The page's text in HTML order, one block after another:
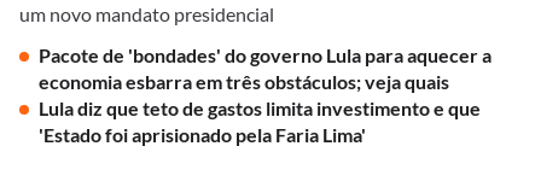
um novo mandato presidencial
Pacote de 'bondades' do governo Lula para aquecer a
economia esbarra em três obstáculos; veja quais
Lula diz que teto de gastos limita investimento e que
'Estado foi aprisionado pela Faria Lima'